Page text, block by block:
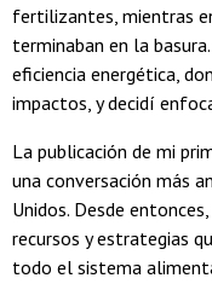
fertilizantes, mientras
terminaban en la
eficiencia energética,
impactos, y decidí
La publicación de mi
una conversación más
Unidos. Desde
recursos y estrategias
todo el sistema